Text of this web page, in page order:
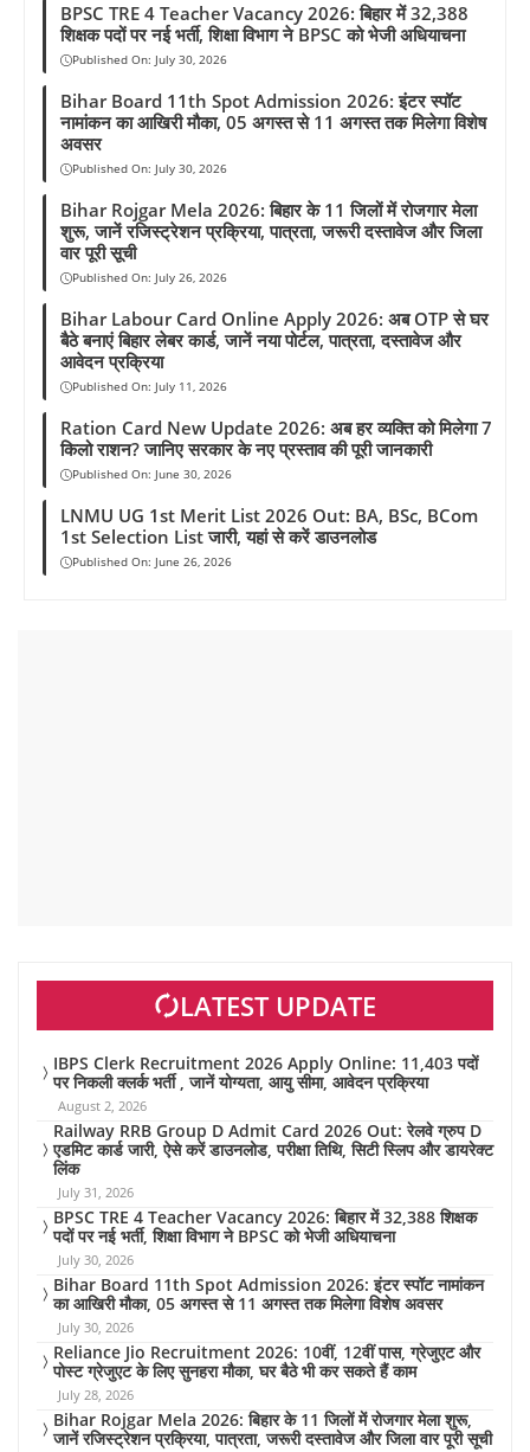
BPSC TRE 4 Teacher Vacancy 2026: बिहार में 32,388
शिक्षक पदों पर नई भर्ती, शिक्षा विभाग ने BPSC को भेजी अधियाचना
Published On: July 30, 2026
Bihar Board 11th Spot Admission 2026: इंटर स्पॉट
नामांकन का आखिरी मौका, 05 अगस्त से 11 अगस्त तक मिलेगा विशेष
अवसर
Published On: July 30, 2026
Bihar Rojgar Mela 2026: बिहार के 11 जिलों में रोजगार मेला
शुरू, जानें रजिस्ट्रेशन प्रक्रिया, पात्रता, जरूरी दस्तावेज और जिला
वार पूरी सूची
Published On: July 26, 2026
Bihar Labour Card Online Apply 2026: अब OTP से घर
बैठे बनाएं बिहार लेबर कार्ड, जानें नया पोर्टल, पात्रता, दस्तावेज और
आवेदन प्रक्रिया
Published On: July 11, 2026
Ration Card New Update 2026: अब हर व्यक्ति को मिलेगा 7
किलो राशन? जानिए सरकार के नए प्रस्ताव की पूरी जानकारी
Published On: June 30, 2026
LNMU UG 1st Merit List 2026 Out: BA, BSc, BCom
1st Selection List जारी, यहां से करें डाउनलोड
Published On: June 26, 2026
LATEST UPDATE
IBPS Clerk Recruitment 2026 Apply Online: 11,403 पदों
पर निकली क्लर्क भर्ती , जानें योग्यता, आयु सीमा, आवेदन प्रक्रिया
August 2, 2026
Railway RRB Group D Admit Card 2026 Out: रेलवे ग्रुप D
एडमिट कार्ड जारी, ऐसे करें डाउनलोड, परीक्षा तिथि, सिटी स्लिप और डायरेक्ट
लिंक
July 31, 2026
BPSC TRE 4 Teacher Vacancy 2026: बिहार में 32,388 शिक्षक
पदों पर नई भर्ती, शिक्षा विभाग ने BPSC को भेजी अधियाचना
July 30, 2026
Bihar Board 11th Spot Admission 2026: इंटर स्पॉट नामांकन
का आखिरी मौका, 05 अगस्त से 11 अगस्त तक मिलेगा विशेष अवसर
July 30, 2026
Reliance Jio Recruitment 2026: 10वीं, 12वीं पास, ग्रेजुएट और
पोस्ट ग्रेजुएट के लिए सुनहरा मौका, घर बैठे भी कर सकते हैं काम
July 28, 2026
Bihar Rojgar Mela 2026: बिहार के 11 जिलों में रोजगार मेला शुरू,
जानें रजिस्ट्रेशन प्रक्रिया, पात्रता, जरूरी दस्तावेज और जिला वार पूरी सूची